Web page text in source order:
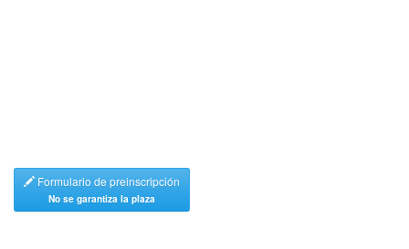
Formulario de preinscripción
No se garantiza la plaza